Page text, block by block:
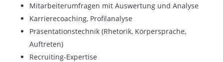
Mitarbeiterumfragen mit Auswertung und Analyse
Karrierecoaching, Profilanalyse
Präsentationstechnik (Rhetorik, Körpersprache,
Auftreten)
Recruiting-Expertise